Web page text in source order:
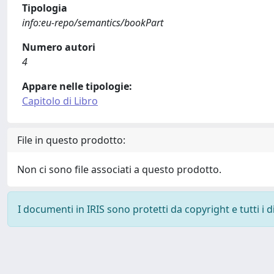
Tipologia
info:eu-repo/semantics/bookPart
Numero autori
4
Appare nelle tipologie:
Capitolo di Libro
File in questo prodotto:
Non ci sono file associati a questo prodotto.
I documenti in IRIS sono protetti da copyright e tutti i